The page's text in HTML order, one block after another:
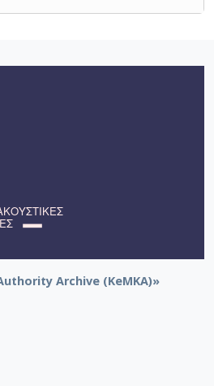
Archive (KeMKA)»